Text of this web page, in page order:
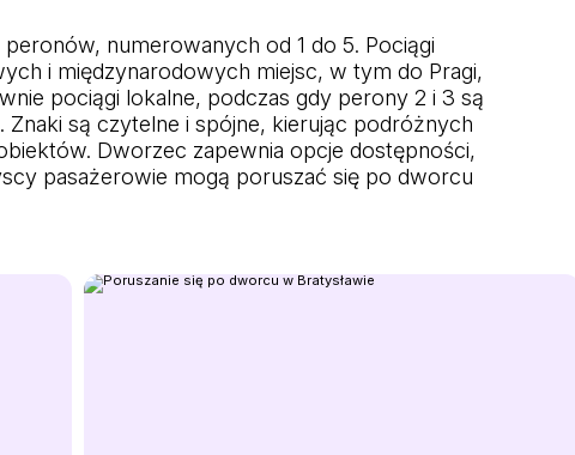
numerowanych od 1 do 5. Pociągi
i międzynarodowych miejsc, w tym do Pragi,
pociągi lokalne, podczas gdy perony 2 i 3 są
są czytelne i spójne, kierując podróżnych
Dworzec zapewnia opcje dostępności,
pasażerowie mogą poruszać się po dworcu